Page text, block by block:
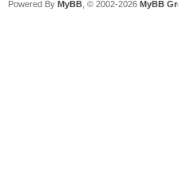
Powered By MyBB , © 2002-2026 MyBB